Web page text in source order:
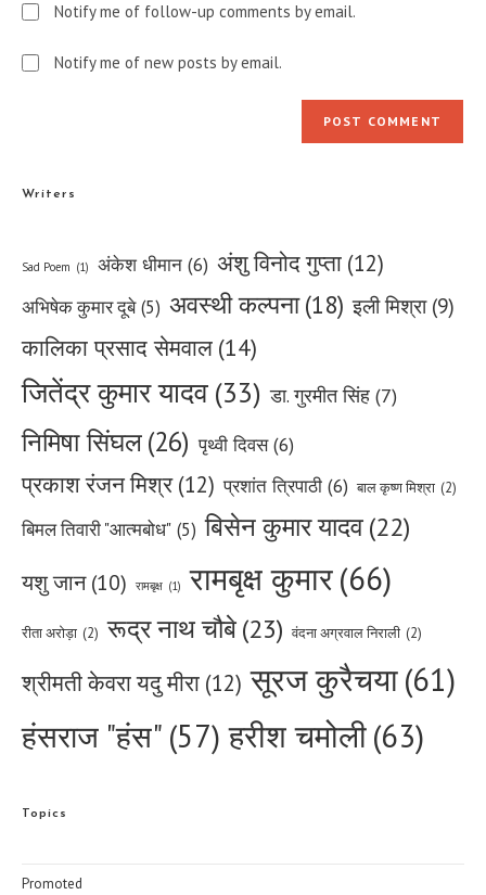
Notify me of follow-up comments by email.
Notify me of new posts by email.
Writers
Sad Poem (1) अंकेश धीमान (6) अंशु विनोद गुप्ता (12)
अभिषेक कुमार दूबे (5) अवस्थी कल्पना (18) इली मिश्रा (9)
कालिका प्रसाद सेमवाल (14)
जितेंद्र कुमार यादव (33) डा. गुरमीत सिंह (7)
निमिषा सिंघल(26) पृथ्वी दिवस (6)
प्रकाश रंजन मिश्र (12) प्रशांत त्रिपाठी (6) बाल कृष्ण मिश्रा (2)
बिमल तिवारी "आत्मबोध" (5) बिसेन कुमार यादव(22)
यशु जान (10) रामबृक्ष (1) रामबृक्ष कुमार(66)
रीता अरोड़ा (2) रूद्र नाथ चौबे(23) वंदना अग्रवाल निराली (2)
श्रीमती केवरा यदु मीरा (12) सूरज कुरैचया(61)
हंसराज "हंस" (57) हरीश चमोली(63)
Topics
Promoted